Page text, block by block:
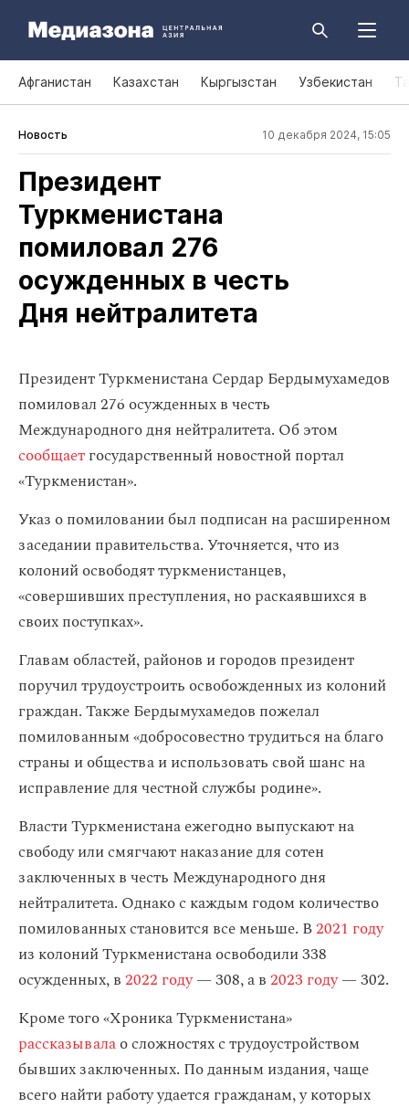
Афганистан Казахстан Кыргызстан Узбекистан
Новость 10 декабря 2024, 15:05
Президент
Туркменистана
помиловал 276
осужденных в честь
Дня нейтралитета
Президент Туркменистана Сердар Бердымухамедов
помиловал 276 осужденных в честь
Международного дня нейтралитета. Об этом
сообщаетгосударственный новостной портал
«Туркменистан».
Указ о помиловании был подписан на расширенном
заседании правительства. Уточняется, что из
колоний освободят туркменистанцев,
«совершивших преступления, но раскаявшихся в
своих поступках».
Главам областей, районов и городов президент
поручил трудоустроить освобожденных из колоний
граждан. Также Бердымухамедов пожелал
помилованным «добросовестно трудиться на благо
страны и общества и использовать свой шанс на
исправление для честной службы родине».
Власти Туркменистана ежегодно выпускают на
свободу или смягчают наказание для сотен
заключенных в честь Международного дня
нейтралитета. Однако с каждым годом количество
помилованных становится все меньше. В2021 году
из колоний Туркменистана освободили 338
осужденных, в2022 году— 308, а в2023 году— 302.
Кроме того «Хроника Туркменистана»
рассказывалао сложностях с трудоустройством
бывших заключенных. По данным издания, чаще
всего найти работу удается гражданам, у которых